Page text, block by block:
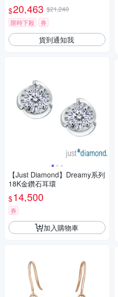
$20,463 $21,240
限時下殺
券
貨到通知我
【Just Diamond】Dreamy系列
18K金鑽石耳環
$14,500
券
加入購物車